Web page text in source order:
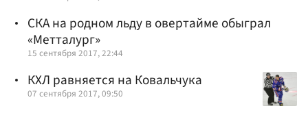
СКА на родном льду в овертайме обыграл
«Метталург»
15 сентября 2017, 22:44
КХЛ равняется на Ковальчука
07 сентября 2017, 09:50